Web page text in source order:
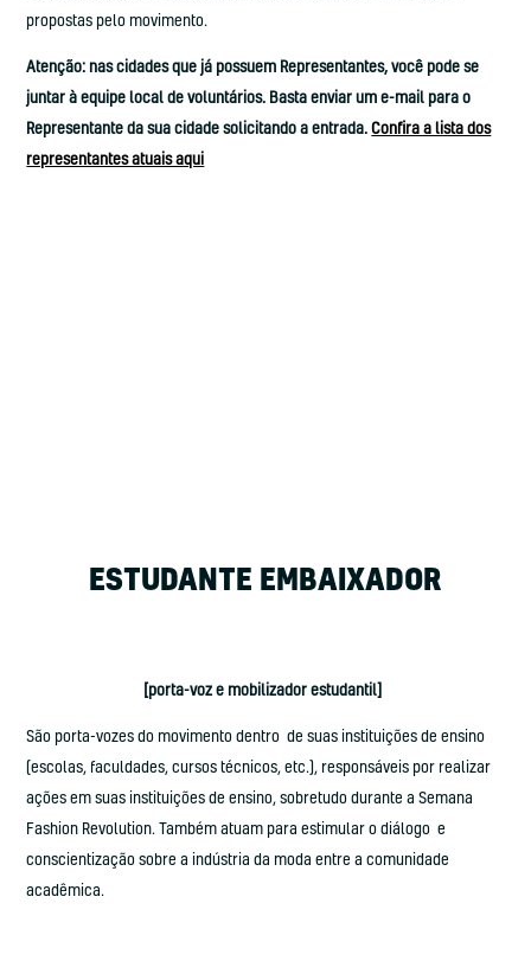
propostas pelo movimento.
Atenção: nas cidades que já possuem Representantes, você pode se
juntar à equipe local de voluntários. Basta enviar um e-mail para o
Representante da sua cidade solicitando a entrada.Confira a lista dos
representantes atuais aqui
ESTUDANTE EMBAIXADOR
[porta-voz e mobilizador estudantil]
São porta-vozes do movimento dentro de suas instituições de ensino
(escolas, faculdades, cursos técnicos, etc.), responsáveis por realizar
ações em suas instituições de ensino, sobretudo durante a Semana
Fashion Revolution. Também atuam para estimular o diálogo e
conscientização sobre a indústria da moda entre a comunidade
acadêmica.